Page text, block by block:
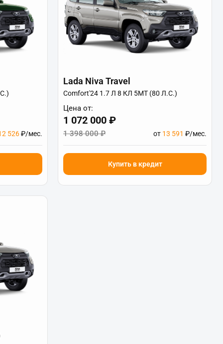
526₽/мес.
Lada Niva Travel
Comfort'24 1.7 Л 8 КЛ 5МТ (80 Л.С.)
Цена от:
1 072 000 ₽
1 398 000 ₽ от 13 591 ₽/мес.
Купить в кредит